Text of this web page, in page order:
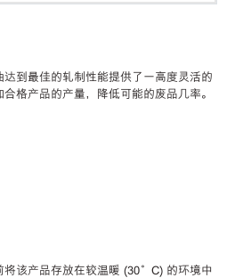
到最佳的轧制性能提供了一高度灵活的
格产品的产量，降低可能的废品几率。
将该产品存放在较温暖 (30°C) 的环境中